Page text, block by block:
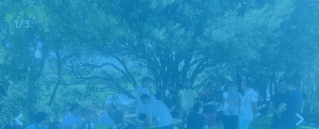
Cette annonce est close et ne peut être réservée.
1/3